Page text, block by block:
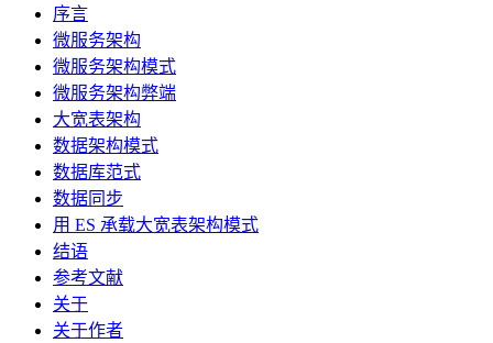
序言
微服务架构
微服务架构模式
微服务架构弊端
大宽表架构
数据架构模式
数据库范式
数据同步
用 ES 承载大宽表架构模式
结语
参考文献
关于
关于作者